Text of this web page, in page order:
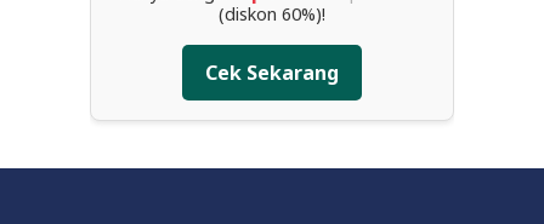
(diskon 60%)!
Cek Sekarang